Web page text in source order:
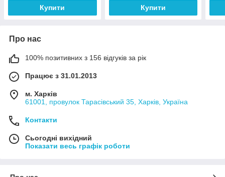
Купити Купити
Про нас
100% позитивних з 156 відгуків за рік
Працює з 31.01.2013
м. Харків
61001, провулок Тарасівський 35, Харків, Україна
Контакти
Сьогодні вихідний
Показати весь графік роботи